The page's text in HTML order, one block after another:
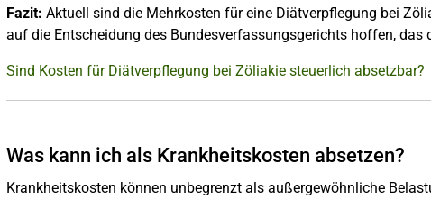
Fazit: Aktuell sind die Mehrkosten für eine Diätverpflegung bei
auf die Entscheidung des Bundesverfassungsgerichts hoffen,
Sind Kosten für Diätverpflegung bei Zöliakie steuerlich absetzbar?
Was kann ich als Krankheitskosten absetzen?
Krankheitskosten können unbegrenzt als außergewöhnliche